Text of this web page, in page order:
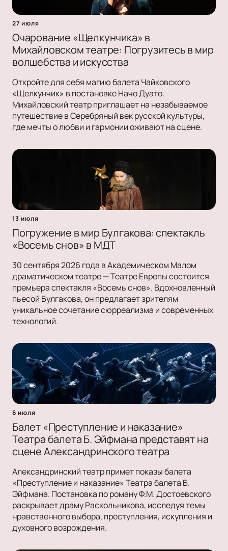
27 июля
Очарование «Щелкунчика» в
Михайловском театре: Погрузитесь в мир
волшебства и искусства
Откройте для себя магию балета Чайковского
«Щелкунчик» в постановке Начо Дуато.
Михайловский театр приглашает на незабываемое
путешествие в Серебряный век русской культуры,
где мечты о любви и гармонии оживают на сцене.
13 июля
Погружение в мир Булгакова: спектакль
«Восемь снов» в МДТ
30 сентября 2026 года в Академическом Малом
драматическом театре — Театре Европы состоится
премьера спектакля «Восемь снов». Вдохновленный
пьесой Булгакова, он предлагает зрителям
уникальное сочетание сюрреализма и современных
технологий.
6 июля
Балет «Преступление и наказание»
Театра балета Б. Эйфмана представят на
сцене Александринского театра
Александринский театр примет показы балета
«Преступление и наказание» Театра балета Б.
Эйфмана. Постановка по роману Ф.М. Достоевского
раскрывает драму Раскольникова, исследуя темы
нравственного выбора, преступления, искупления и
духовного возрождения.